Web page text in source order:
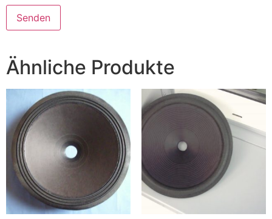
Ähnliche Produkte